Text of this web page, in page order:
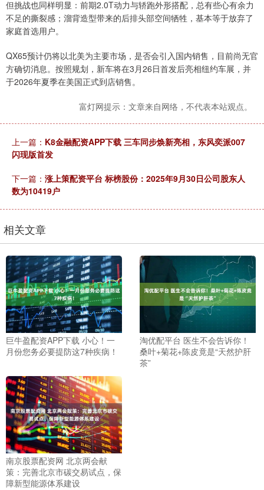
但挑战也同样明显：前期2.0T动力与轿跑外形搭配，总有些心有余力
不足的撕裂感；溜背造型带来的后排头部空间牺牲，基本等于放弃了
家庭首选用户。
QX65预计仍将以北美为主要市场，是否会引入国内销售，目前尚无官
方确切消息。按照规划，新车将在3月26日首发后亮相纽约车展，并
于2026年夏季在美国正式到店销售。
富灯网提示：文章来自网络，不代表本站观点。
上一篇： K8金融配资APP下载 三车同步焕新亮相，东风奕派007
闪现版首发
下一篇： 涨上策配资平台 标榜股份：2025年9月30日公司股东人
数为10419户
相关文章
巨牛盈配资APP下载 小心！一
月份您务必要提防这7种疾病！
淘优配平台 医生不会告诉你！
桑叶+菊花+陈皮竟是“天然护肝
茶”
南京股票配资网 北京两会献
策：完善北京市碳交易试点，保
障新型能源体系建设